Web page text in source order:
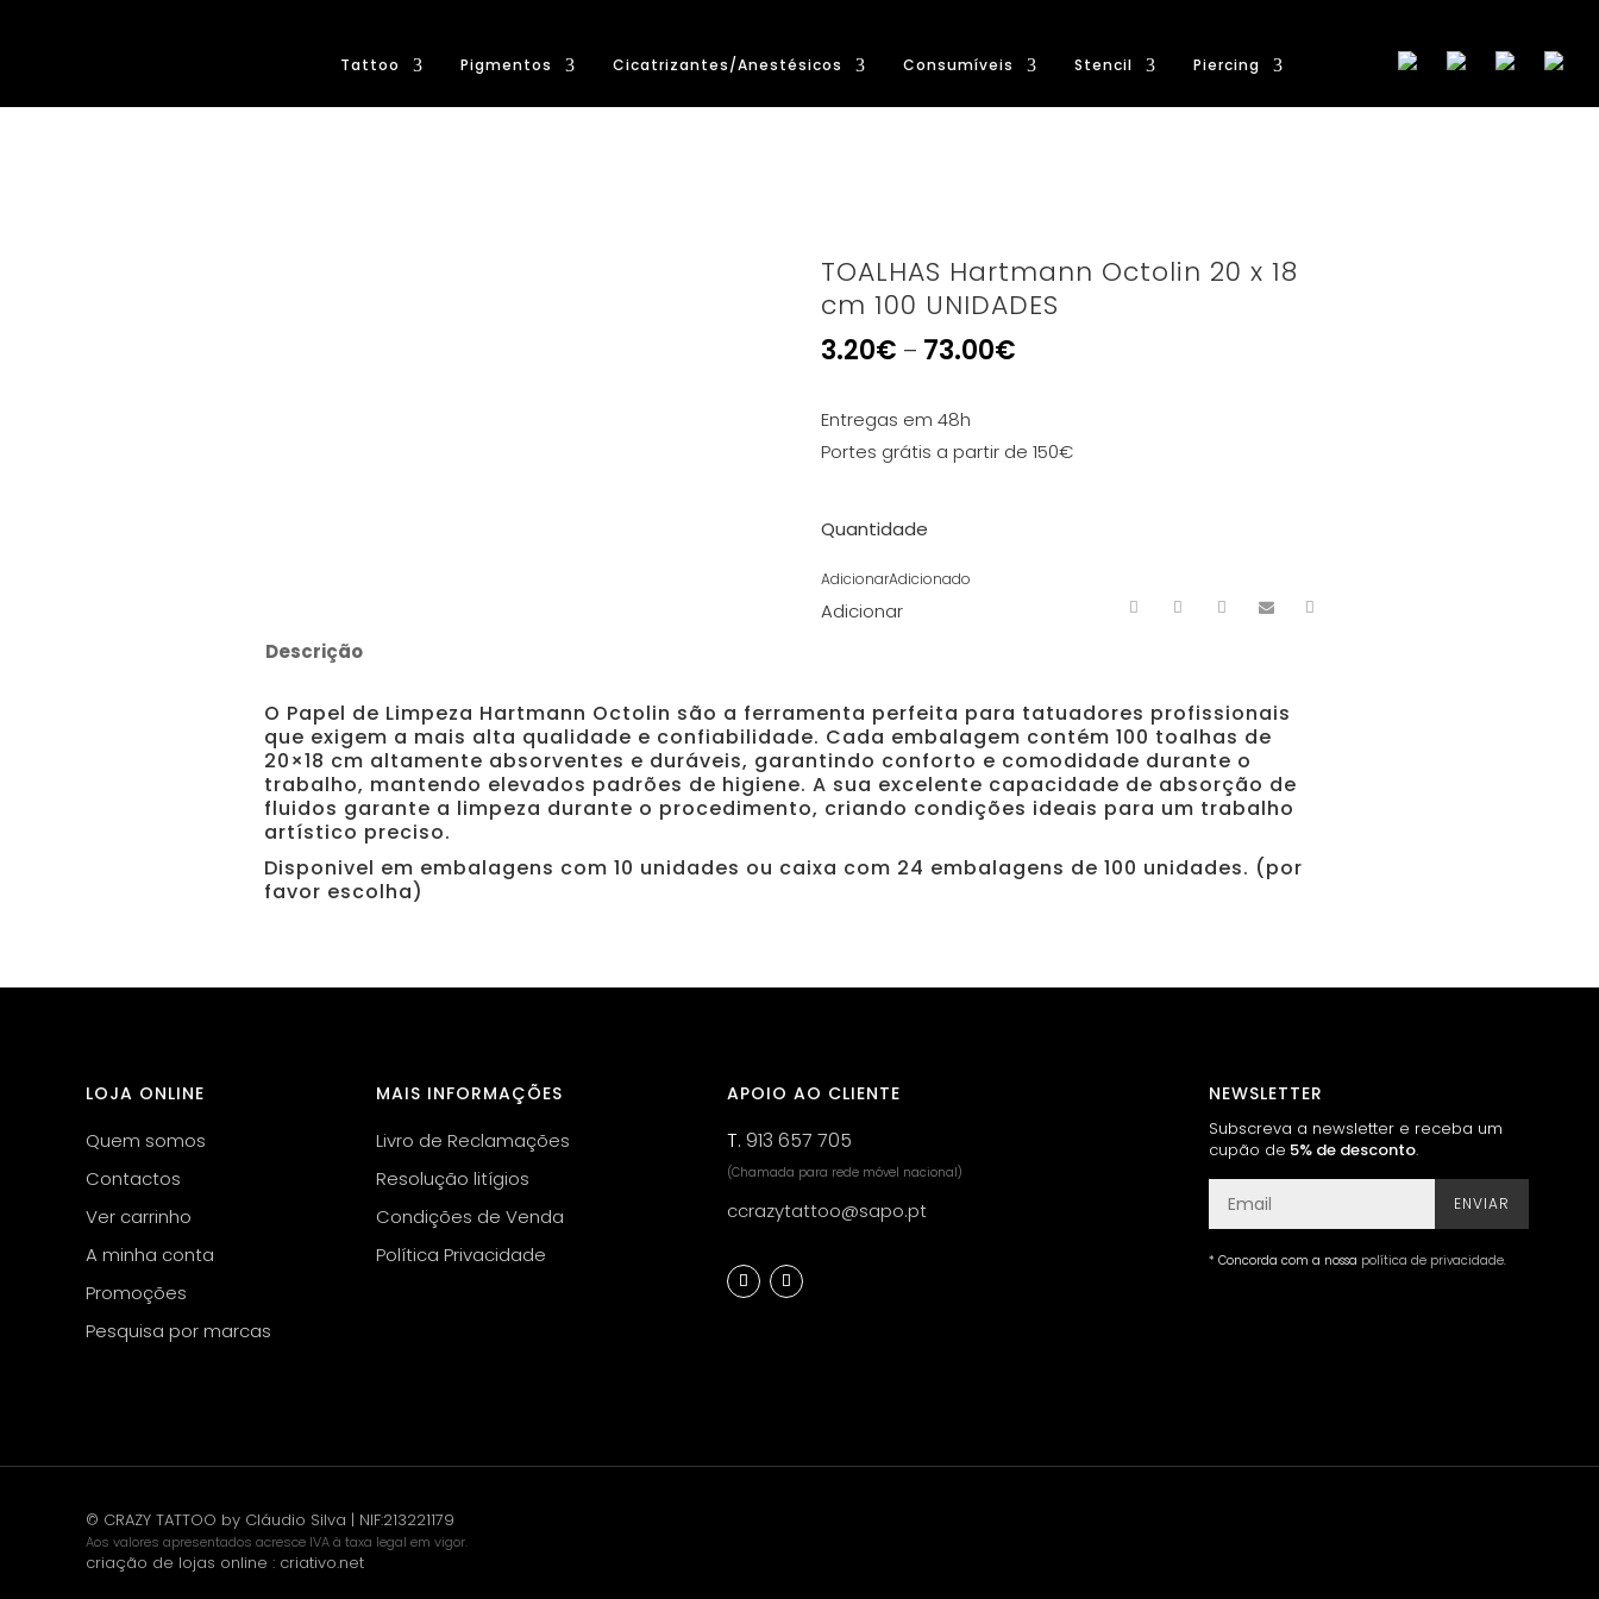
Tattoo Pigmentos Cicatrizantes/Anestésicos Consumíveis Stencil Piercing
TOALHAS Hartmann Octolin 20 x 18
cm 100 UNIDADES
3.20€ – 73.00€
Entregas em 48h
Portes grátis a partir de 150€
Quantidade
AdicionarAdicionado
Adicionar
Descrição
O Papel de Limpeza Hartmann Octolin são a ferramenta perfeita para tatuadores profissionais
que exigem a mais alta qualidade e confiabilidade. Cada embalagem contém 100 toalhas de
20×18 cm altamente absorventes e duráveis, garantindo conforto e comodidade durante o
trabalho, mantendo elevados padrões de higiene. A sua excelente capacidade de absorção de
fluidos garante a limpeza durante o procedimento, criando condições ideais para um trabalho
artístico preciso.
Disponivel em embalagens com 10 unidades ou caixa com 24 embalagens de 100 unidades. (por
favor escolha)
LOJA ONLINE
Quem somos
Contactos
Ver carrinho
A minha conta
Promoções
Pesquisa por marcas
MAIS INFORMAÇÕES
Livro de Reclamações
Resolução litígios
Condições de Venda
Política Privacidade
APOIO AO CLIENTE
T. 913 657 705
(Chamada para rede móvel nacional)
ccrazytattoo@sapo.pt
NEWSLETTER
Subscreva a newsletter e receba um
cupão de 5% de desconto.
ENVIAR
* Concorda com a nossa política de privacidade.
© CRAZY TATTOO by Cláudio Silva | NIF:213221179
Aos valores apresentados acresce IVA à taxa legal em vigor.
criação de lojas online : criativo.net